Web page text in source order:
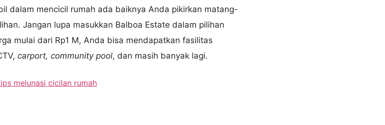
dalam mencicil rumah ada baiknya Anda pikirkan matang-
Jangan lupa masukkan Balboa Estate dalam pilihan
mulai dari Rp1 M, Anda bisa mendapatkan fasilitas
carport, community pool, dan masih banyak lagi.
melunasi cicilan rumah